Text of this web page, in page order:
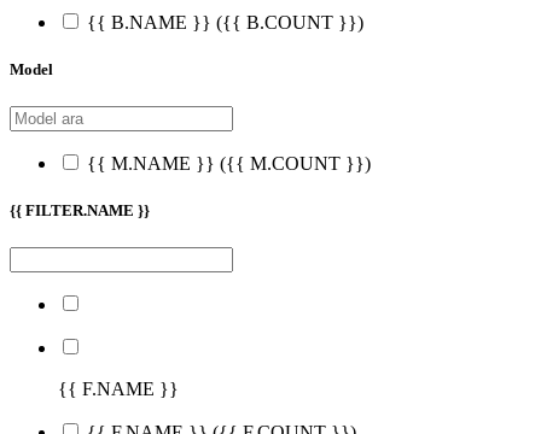
{{ B.NAME }} ({{ B.COUNT }})
Model
{{ M.NAME }} ({{ M.COUNT }})
{{ FILTER.NAME }}
{{ F.NAME }}